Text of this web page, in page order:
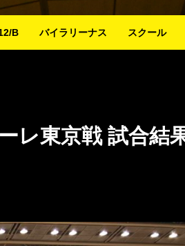
B バイラリーナス スクール
レ東京戦 試合結